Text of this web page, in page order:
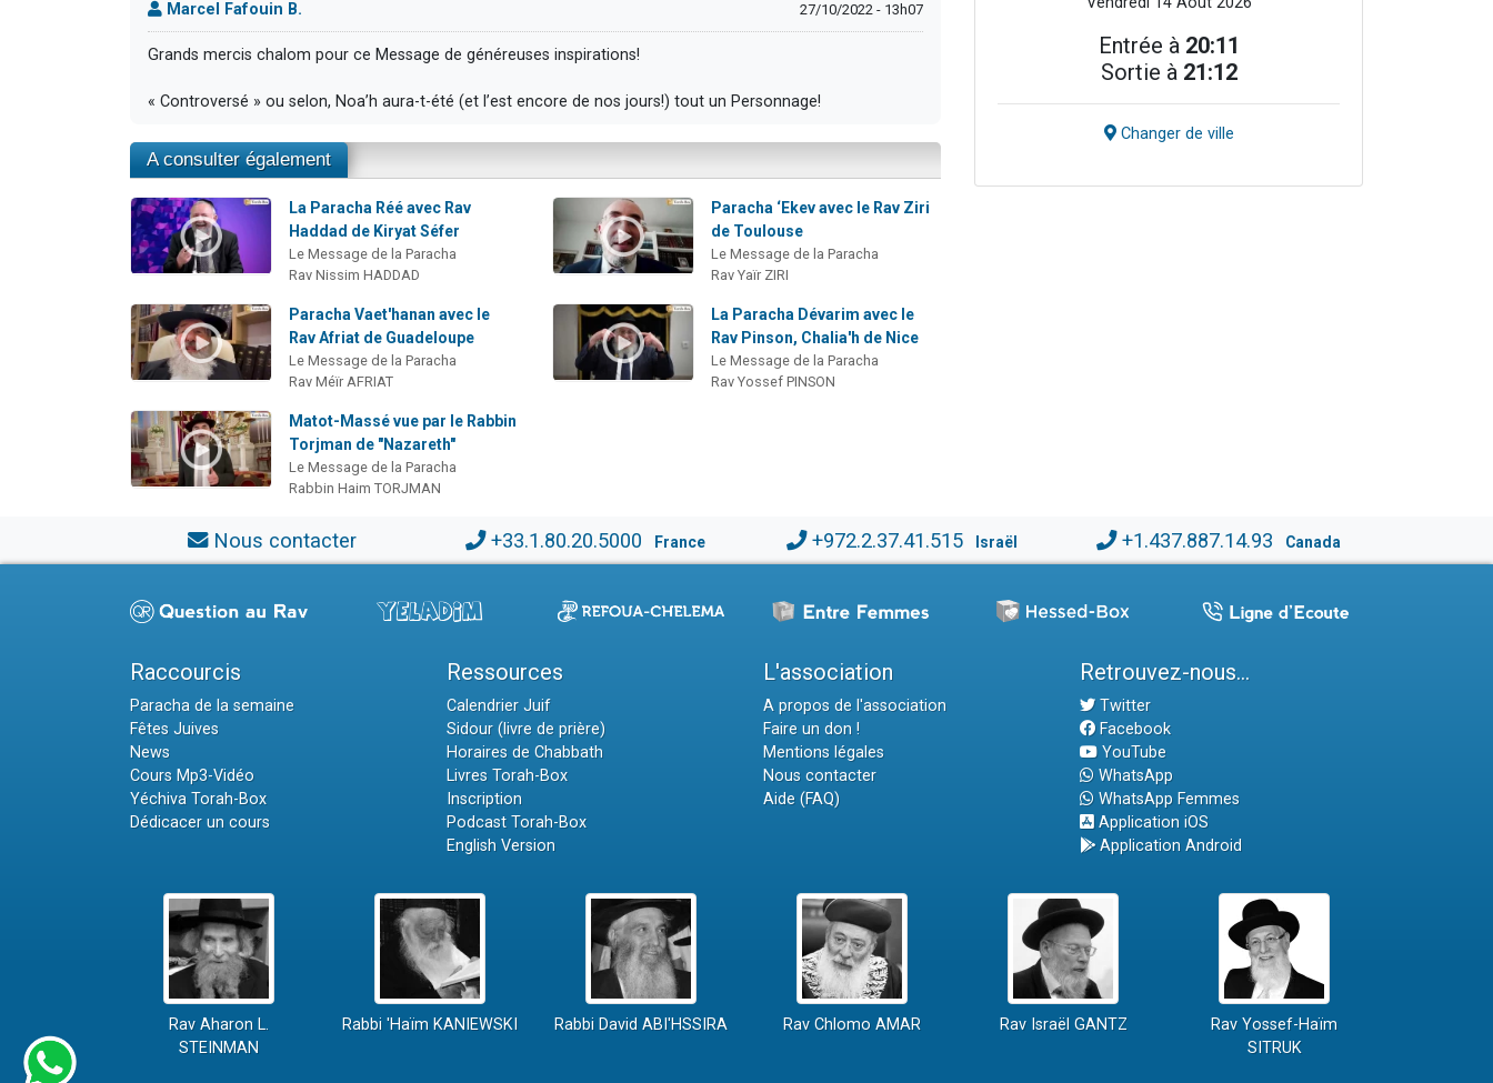
Marcel Fafouin B. 27/10/2022 - 13h07
Grands mercis chalom pour ce Message de généreuses inspirations!
« Controversé » ou selon, Noa’h aura-t-été (et l’est encore de nos jours!) tout un Personnage!
A consulter également
La Paracha Réé avec Rav
Haddad de Kiryat Séfer
Le Message de la Paracha
Rav Nissim HADDAD
Paracha ‘Ekev avec le Rav Ziri
de Toulouse
Le Message de la Paracha
Rav Yaïr ZIRI
Paracha Vaet'hanan avec le
Rav Afriat de Guadeloupe
Le Message de la Paracha
Rav Méïr AFRIAT
La Paracha Dévarim avec le
Rav Pinson, Chalia'h de Nice
Le Message de la Paracha
Rav Yossef PINSON
Matot-Massé vue par le Rabbin
Torjman de "Nazareth"
Le Message de la Paracha
Rabbin Haim TORJMAN
Entrée à 20:11
Sortie à 21:12
Changer de ville
Nous contacter +33.1.80.20.5000 France +972.2.37.41.515 Israël +1.437.887.14.93 Canada
Raccourcis
Paracha de la semaine
Fêtes Juives
News
Cours Mp3-Vidéo
Yéchiva Torah-Box
Dédicacer un cours
Ressources
Calendrier Juif
Sidour (livre de prière)
Horaires de Chabbath
Livres Torah-Box
Inscription
Podcast Torah-Box
English Version
L'association
A propos de l'association
Faire un don !
Mentions légales
Nous contacter
Aide (FAQ)
Retrouvez-nous...
Twitter
Facebook
YouTube
WhatsApp
WhatsApp Femmes
Application iOS
Application Android
Rav Aharon L.
STEINMAN
Rabbi 'Haïm KANIEWSKI Rabbi David ABI'HSSIRA Rav Chlomo AMAR Rav Israël GANTZ
Rav Yossef-Haïm
SITRUK